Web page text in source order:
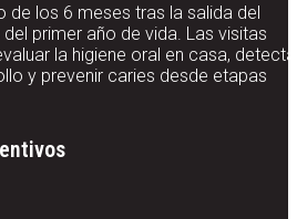
de los 6 meses tras la salida del
primer año de vida. Las visitas
la higiene oral en casa,
y prevenir caries desde etapas